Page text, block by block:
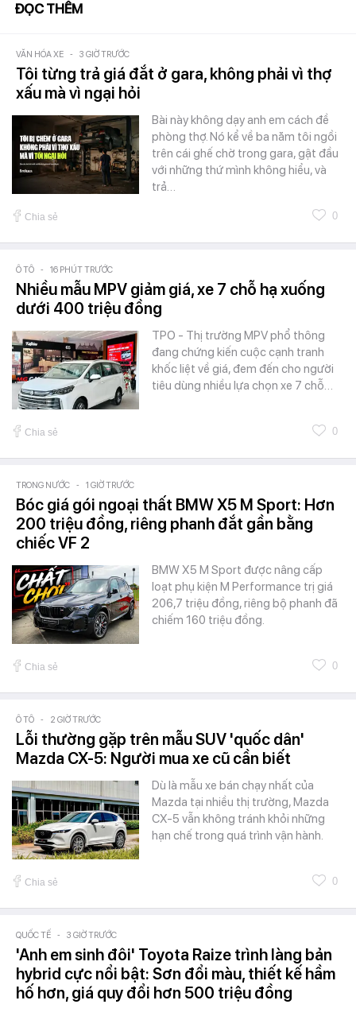
ĐỌC THÊM
VĂN HÓA XE - 3 GIỜ TRƯỚC
Tôi từng trả giá đắt ở gara, không phải vì thợ
xấu mà vì ngại hỏi
Bài này không dạy anh em cách đề
phòng thợ. Nó kể về ba năm tôi ngồi
trên cái ghế chờ trong gara, gật đầu
với những thứ mình không hiểu, và
trả…
Chia sẻ 0
Ô TÔ - 16 PHÚT TRƯỚC
Nhiều mẫu MPV giảm giá, xe 7 chỗ hạ xuống
dưới 400 triệu đồng
TPO - Thị trường MPV phổ thông
đang chứng kiến cuộc cạnh tranh
khốc liệt về giá, đem đến cho người
tiêu dùng nhiều lựa chọn xe 7 chỗ…
Chia sẻ 0
TRONG NƯỚC - 1 GIỜ TRƯỚC
Bóc giá gói ngoại thất BMW X5 M Sport: Hơn
200 triệu đồng, riêng phanh đắt gần bằng
chiếc VF 2
BMW X5 M Sport được nâng cấp
loạt phụ kiện M Performance trị giá
206,7 triệu đồng, riêng bộ phanh đã
chiếm 160 triệu đồng.
Chia sẻ 0
Ô TÔ - 2 GIỜ TRƯỚC
Lỗi thường gặp trên mẫu SUV 'quốc dân'
Mazda CX-5: Người mua xe cũ cần biết
Dù là mẫu xe bán chạy nhất của
Mazda tại nhiều thị trường, Mazda
CX-5 vẫn không tránh khỏi những
hạn chế trong quá trình vận hành.
Chia sẻ 0
QUỐC TẾ - 3 GIỜ TRƯỚC
'Anh em sinh đôi' Toyota Raize trình làng bản
hybrid cực nổi bật: Sơn đổi màu, thiết kế hầm
hố hơn, giá quy đổi hơn 500 triệu đồng